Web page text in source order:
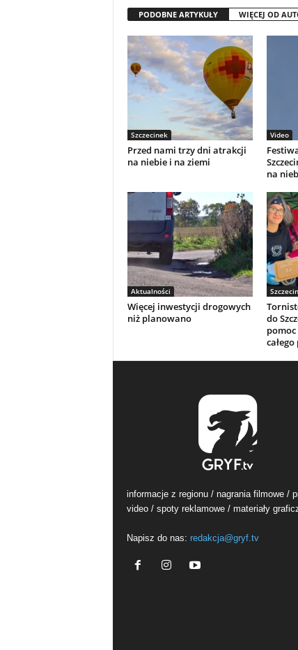
PODOBNE ARTYKUŁY WIĘCEJ OD
Szczecinek
Przed nami trzy dni atrakcji
na niebie i na ziemi
Video
na
Aktualności
Więcej inwestycji drogowych
niż planowano
do
informacje z regionu / nagrania filmowe /
video / spoty reklamowe / materiały
Napisz do nas: redakcja@gryf.tv